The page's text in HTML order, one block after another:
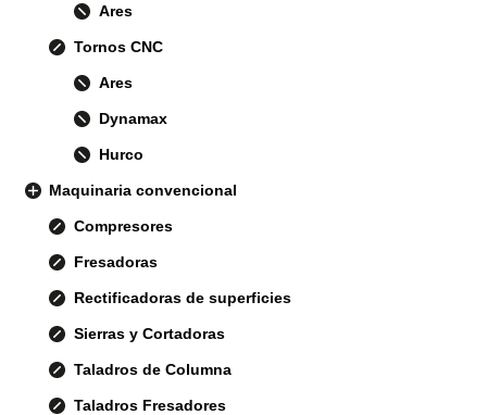
Ares
Tornos CNC
Ares
Dynamax
Hurco
Maquinaria convencional
Compresores
Fresadoras
Rectificadoras de superficies
Sierras y Cortadoras
Taladros de Columna
Taladros Fresadores